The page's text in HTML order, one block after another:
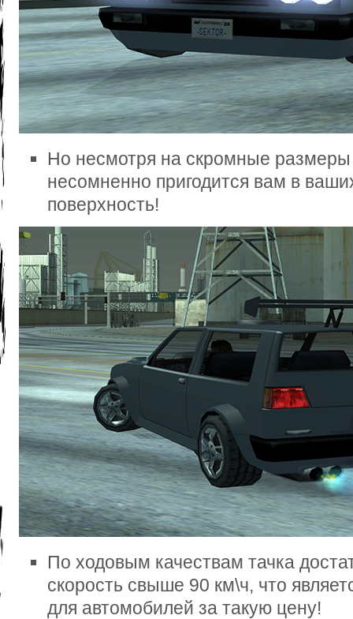
Но несмотря на скромные размеры
несомненно пригодится вам в
поверхность!
По ходовым качествам тачка
скорость свыше 90 км\ч, что
для автомобилей за такую цену!